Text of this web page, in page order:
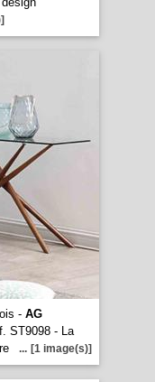
- AG
ST9098 - La
... [1 image(s)]